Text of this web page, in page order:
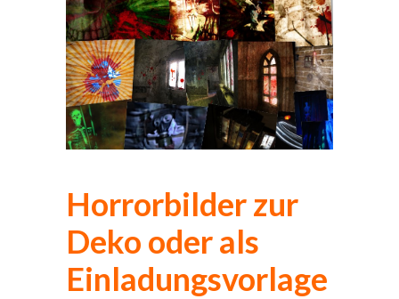
Horrorbilder zur
Deko oder als
Einladungsvorlage